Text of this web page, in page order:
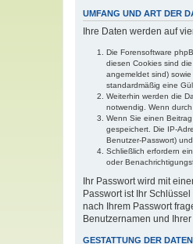
UMFANG UND ART DER
Ihre Daten werden auf
Die Forensoftware
diesen Cookies sind
angemeldet sind)
standardmäßig eine
Weiterhin werden die
notwendig. Wenn
Wenn Sie einen
gespeichert. Die IP-
Benutzer-Passwort)
Schließlich erfordern
oder
Ihr Passwort wird mit
Passwort ist Ihr
nach Ihrem Passwort
Benutzernamen und
GESTATTUNG DER